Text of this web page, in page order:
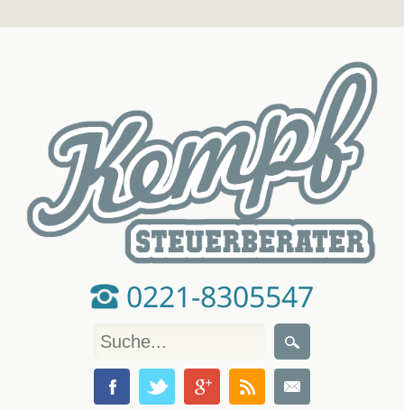
0221-8305547